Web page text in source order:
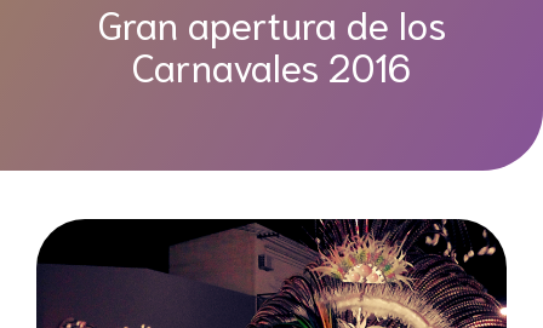
Gran apertura de los
Carnavales 2016